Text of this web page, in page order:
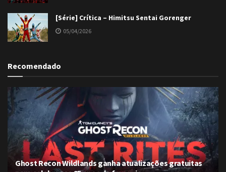
[Série] Crítica – Himitsu Sentai Gorenger
05/04/2026
Recomendado
Ghost Recon Wildlands ganha atualizações gratuitas